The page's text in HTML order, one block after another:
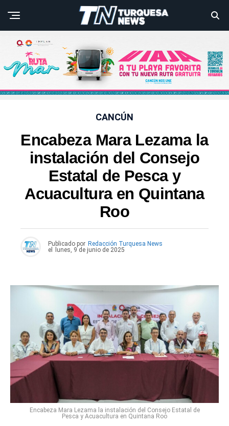
CANCÚN
Encabeza Mara Lezama la
instalación del Consejo
Estatal de Pesca y
Acuacultura en Quintana
Roo
Publicado por Redacción Turquesa News
el
lunes, 9 de junio de 2025
Encabeza Mara Lezama la instalación del Consejo Estatal de
Pesca y Acuacultura en Quintana Roo